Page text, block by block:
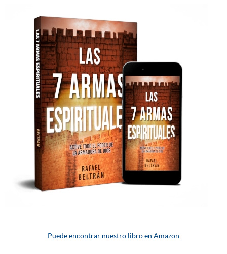
Puede encontrar nuestro libro en Amazon